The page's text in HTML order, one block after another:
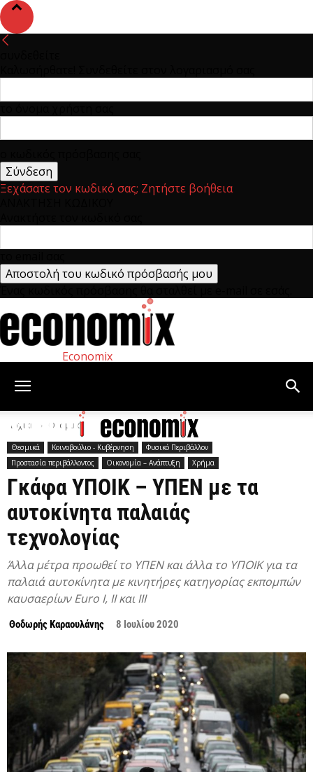
Ξεχάσατε τον κωδικό σας; Ζητήστε βοήθεια
Economix
Αρχική Θεσμικά
Θεσμικά Κοινοβούλιο - Κυβέρνηση
Φυσικό Περιβάλλον
Προστασία περιβάλλοντος
Οικονομία – Ανάπτυξη Χρήμα
Γκάφα ΥΠΟΙΚ – ΥΠΕΝ με τα
αυτοκίνητα παλαιάς
τεχνολογίας
Άλλα μέτρα προωθεί το ΥΠΕΝ και άλλα το ΥΠΟΙΚ για τα
παλαιά αυτοκίνητα με κινητήρες κατηγορίας εκπομπών
καυσαερίων Euro Ι, ΙΙ και ΙΙΙ
Θοδωρής Καραουλάνης 8 Ιουλίου 2020